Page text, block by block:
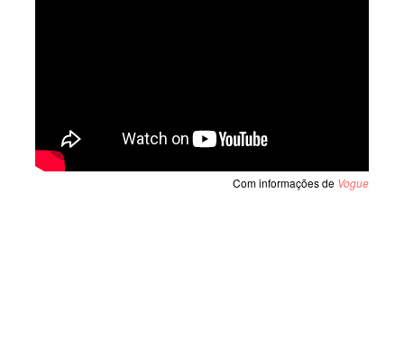
Com informações de Vogue